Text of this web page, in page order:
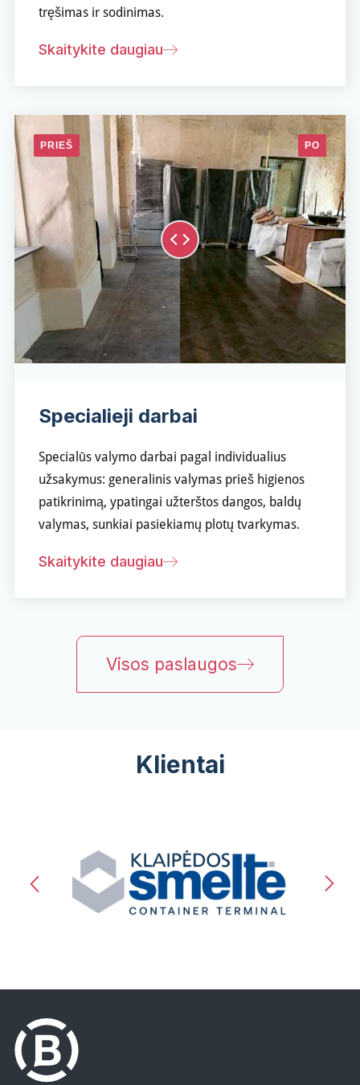
tręšimas ir sodinimas.
Skaitykite daugiau
Specialieji darbai
Specialūs valymo darbai pagal individualius
užsakymus: generalinis valymas prieš higienos
patikrinimą, ypatingai užterštos dangos, baldų
valymas, sunkiai pasiekiamų plotų tvarkymas.
Skaitykite daugiau
Visos paslaugos
Klientai